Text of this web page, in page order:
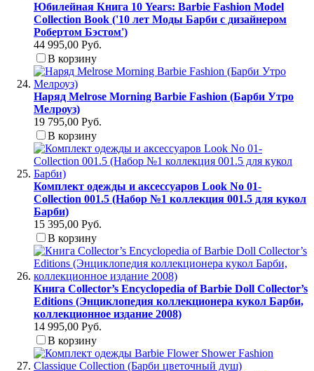
Юбилейная Книга 10 Years: Barbie Fashion Model
Collection Book ('10 лет Моды Барби с дизайнером
Робертом Бэстом')
44 995,00 Руб.
В корзину
Наряд Melrose Morning Barbie Fashion (Барби Утро
Мелроуз)
19 795,00 Руб.
В корзину
Комплект одежды и аксессуаров Look No 01-
Collection 001.5 (Набор №1 коллекция 001.5 для кукол
Барби)
15 395,00 Руб.
В корзину
Книга Collector’s Encyclopedia of Barbie Doll Collector’s
Editions (Энциклопедия коллекционера кукол Барби,
коллекционное издание 2008)
14 995,00 Руб.
В корзину